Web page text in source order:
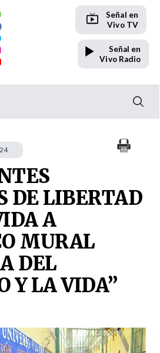
Señal en
Vivo TV
Señal en
Vivo Radio
DE LIBERTAD
A
MURAL
DEL
Y LA VIDA”